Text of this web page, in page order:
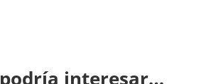
interesar…